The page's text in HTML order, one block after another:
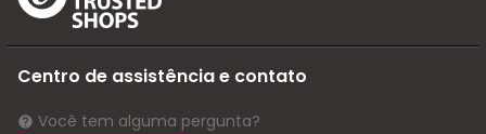
Centro de assistência e contato
Você tem alguma pergunta?